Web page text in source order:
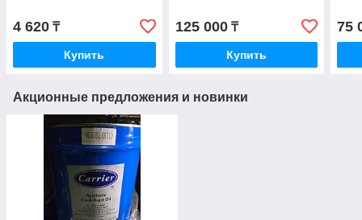
4 620 ₸
Купить
125 000₸
Купить
75
Акционные предложения и новинки